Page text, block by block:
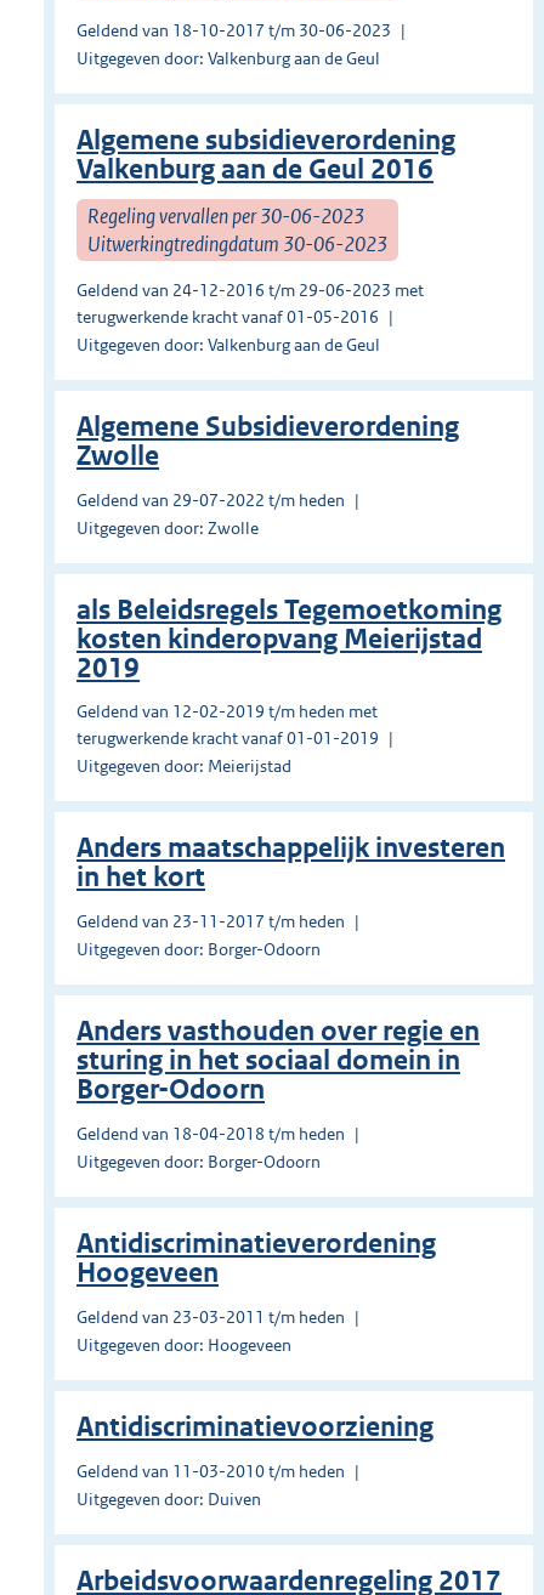
Geldend van 18-10-2017 t/m 30-06-2023
Uitgegeven door: Valkenburg aan de Geul
Algemene subsidieverordening
Valkenburg aan de Geul 2016
Regeling vervallen per 30-06-2023
Uitwerkingtredingdatum 30-06-2023
Geldend van 24-12-2016 t/m 29-06-2023 met
terugwerkende kracht vanaf 01-05-2016
Uitgegeven door: Valkenburg aan de Geul
Algemene Subsidieverordening
Zwolle
Geldend van 29-07-2022 t/m heden
Uitgegeven door: Zwolle
als Beleidsregels Tegemoetkoming
kosten kinderopvang Meierijstad
2019
Geldend van 12-02-2019 t/m heden met
terugwerkende kracht vanaf 01-01-2019
Uitgegeven door: Meierijstad
Anders maatschappelijk investeren
in het kort
Geldend van 23-11-2017 t/m heden
Uitgegeven door: Borger-Odoorn
Anders vasthouden over regie en
sturing in het sociaal domein in
Borger-Odoorn
Geldend van 18-04-2018 t/m heden
Uitgegeven door: Borger-Odoorn
Antidiscriminatieverordening
Hoogeveen
Geldend van 23-03-2011 t/m heden
Uitgegeven door: Hoogeveen
Antidiscriminatievoorziening
Geldend van 11-03-2010 t/m heden
Uitgegeven door: Duiven
Arbeidsvoorwaardenregeling 2017